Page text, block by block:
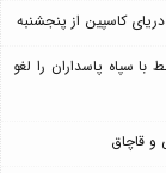
سپاه پاسداران را لغو
و قاچاق